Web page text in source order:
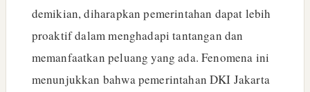
demikian, diharapkan pemerintahan dapat lebih
proaktif dalam menghadapi tantangan dan
memanfaatkan peluang yang ada. Fenomena ini
menunjukkan bahwa pemerintahan DKI Jakarta